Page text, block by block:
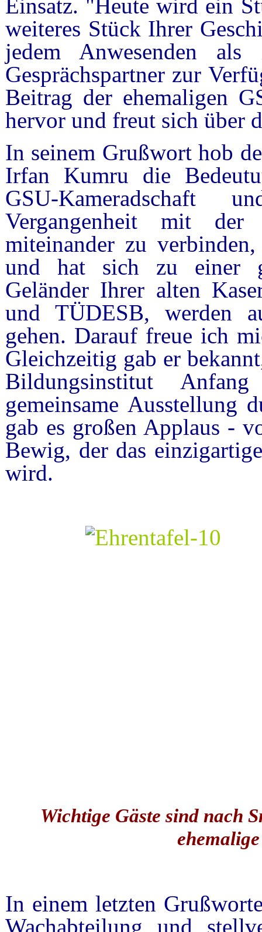
Einsatz. "Heute wird ein
weiteres Stück Ihrer
jedem Anwesenden als
Gesprächspartner zur
Beitrag der ehemaligen
hervor und freut sich über
In seinem Grußwort hob
Irfan Kumru die
GSU-
Vergangenheit mit
miteinander zu
und hat sich zu einer
Geländer Ihrer alten
und TÜDESB, werden
gehen. Darauf freue ich
Gleichzeitig gab er
Bildungsinstitut
gemeinsame Ausstellung
gab es großen Applaus -
Bewig, der das
wird.
Wichtige Gäste sind nach
In einem letzten
Wachabteilung und